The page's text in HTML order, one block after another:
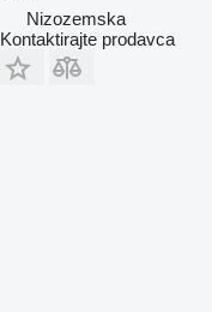
Nizozemska
Kontaktirajte prodavca